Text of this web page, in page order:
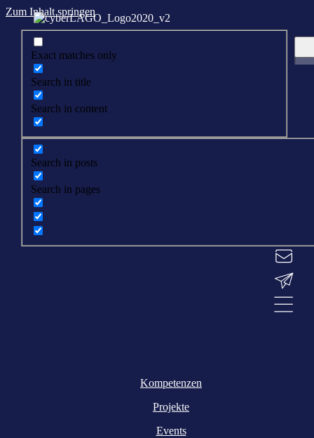
Zum Inhalt springen
Exact matches only
Search in title
Search in content
Search in posts
Search in pages
Kompetenzen
Projekte
Events